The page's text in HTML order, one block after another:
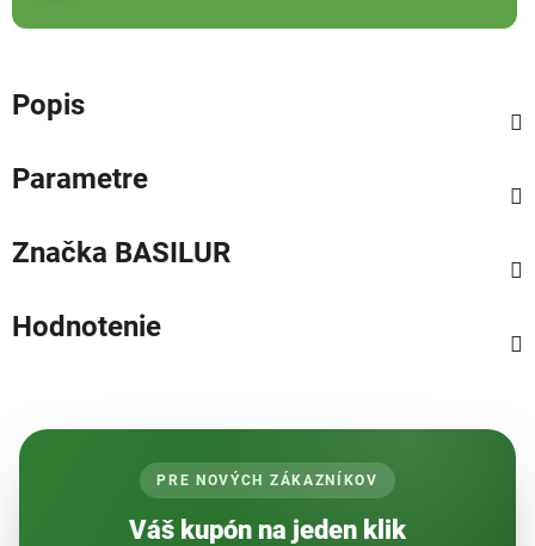
Popis
Parametre
Značka BASILUR
Hodnotenie
PRE NOVÝCH ZÁKAZNÍKOV
Váš kupón na jeden klik